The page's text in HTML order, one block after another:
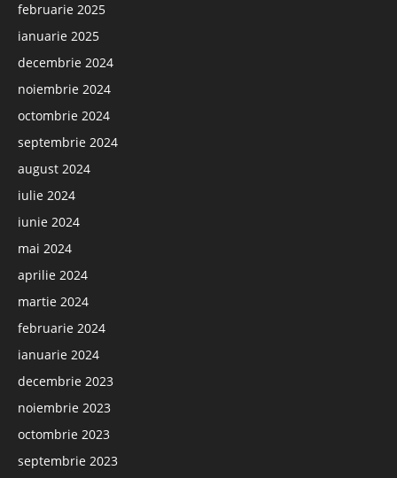
februarie 2025
ianuarie 2025
decembrie 2024
noiembrie 2024
octombrie 2024
septembrie 2024
august 2024
iulie 2024
iunie 2024
mai 2024
aprilie 2024
martie 2024
februarie 2024
ianuarie 2024
decembrie 2023
noiembrie 2023
octombrie 2023
septembrie 2023